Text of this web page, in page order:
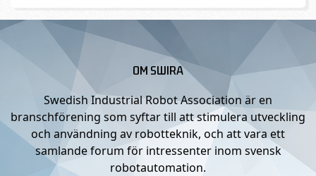
OM SWIRA
Swedish Industrial Robot Association är en
branschförening som syftar till att stimulera utveckling
och användning av robotteknik, och att vara ett
samlande forum för intressenter inom svensk
robotautomation.